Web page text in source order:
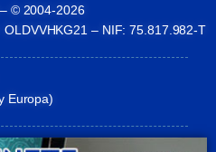
– © 2004-2026
OLDVVHKG21 – NIF: 75.817.982-T
Europa)